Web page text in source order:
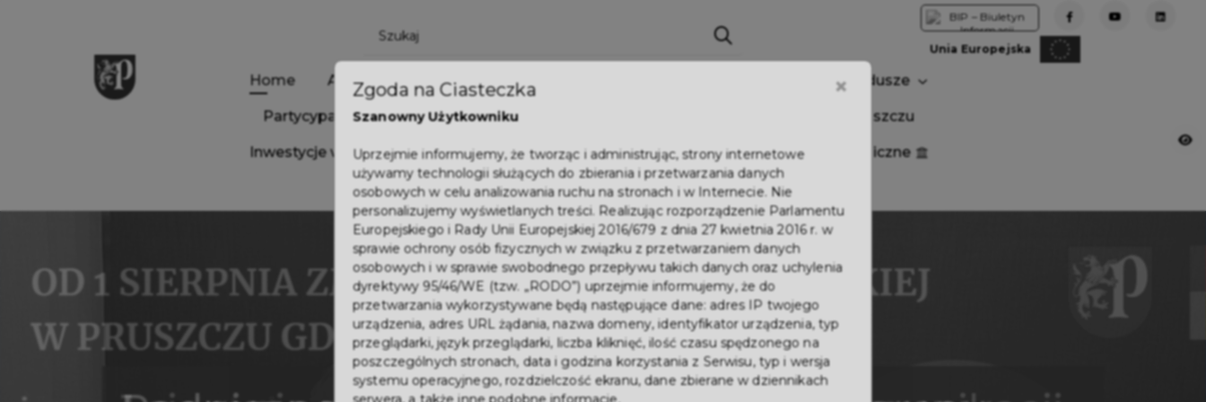
Unia Europejska
Home Aktualności Wydarzenia Fundusze
Partycypacja Społeczna Programy Zainwestuj w Pruszczu
Inwestycje w Pruszczu Mapa Miasta Załatw sprawę Zamówienia publiczne
Ochrona ludności
Ponad 4 mln zł dofinansowania na projekt
×
Zgoda na Ciasteczka
Szanowny Użytkowniku
Uprzejmie informujemy, że tworząc i administrując, strony internetowe
używamy technologii służących do zbierania i przetwarzania danych
osobowych w celu analizowania ruchu na stronach i w Internecie. Nie
personalizujemy wyświetlanych treści. Realizując rozporządzenie Parlamentu
Europejskiego i Rady Unii Europejskiej 2016/679 z dnia 27 kwietnia 2016 r. w
sprawie ochrony osób fizycznych w związku z przetwarzaniem danych
osobowych i w sprawie swobodnego przepływu takich danych oraz uchylenia
dyrektywy 95/46/WE (tzw. „RODO”) uprzejmie informujemy, że do
przetwarzania wykorzystywane będą następujące dane: adres IP twojego
urządzenia, adres URL żądania, nazwa domeny, identyfikator urządzenia, typ
przeglądarki, język przeglądarki, liczba kliknięć, ilość czasu spędzonego na
poszczególnych stronach, data i godzina korzystania z Serwisu, typ i wersja
systemu operacyjnego, rozdzielczość ekranu, dane zbierane w dziennikach